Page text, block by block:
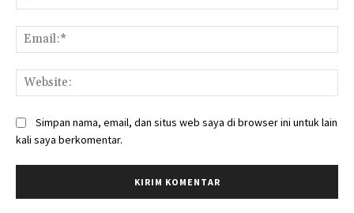
Simpan nama, email, dan situs web saya di browser ini untuk lain
kali saya berkomentar.